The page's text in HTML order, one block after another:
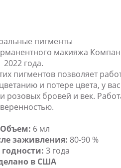
пигменты
макияжа
2022 года.
пигментов позволяет
и потере цвета, у
розовых бровей и век.
Объем: 6 мл
заживления: 80-90 %
годности: 3 года
в США